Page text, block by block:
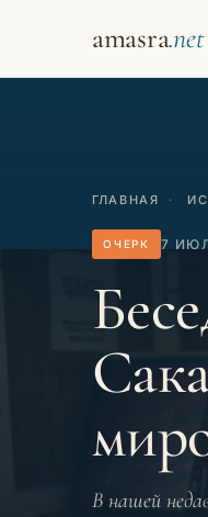
amasra
ГЛАВНАЯ ·
ОЧЕРК 7
В нашей